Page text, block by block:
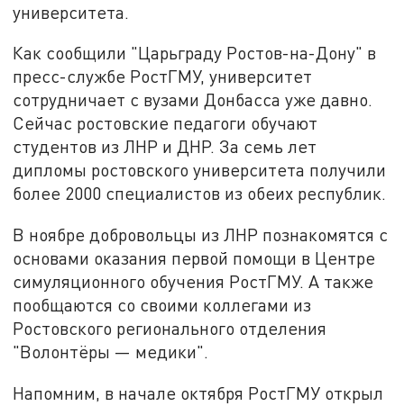
университета.
Как сообщили "Царьграду Ростов-на-Дону" в
пресс-службе РостГМУ, университет
сотрудничает с вузами Донбасса уже давно.
Сейчас ростовские педагоги обучают
студентов из ЛНР и ДНР. За семь лет
дипломы ростовского университета получили
более 2000 специалистов из обеих республик.
В ноябре добровольцы из ЛНР познакомятся с
основами оказания первой помощи в Центре
симуляционного обучения РостГМУ. А также
пообщаются со своими коллегами из
Ростовского регионального отделения
"Волонтёры — медики".
Напомним, в начале октября РостГМУ открыл